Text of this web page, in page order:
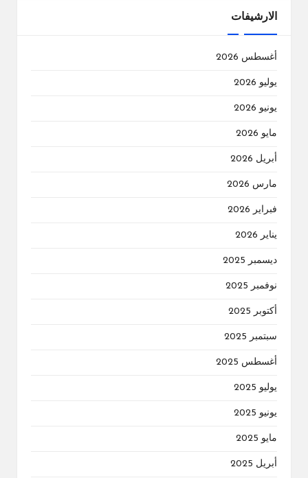
الارشيفات
أغسطس 2026
يوليو 2026
يونيو 2026
مايو 2026
أبريل 2026
مارس 2026
فبراير 2026
يناير 2026
ديسمبر 2025
نوفمبر 2025
أكتوبر 2025
سبتمبر 2025
أغسطس 2025
يوليو 2025
يونيو 2025
مايو 2025
أبريل 2025